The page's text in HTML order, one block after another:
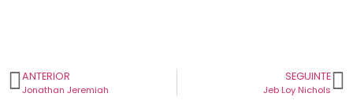
ANTERIOR
Jonathan Jeremiah
SEGUINTE
Jeb Loy Nichols